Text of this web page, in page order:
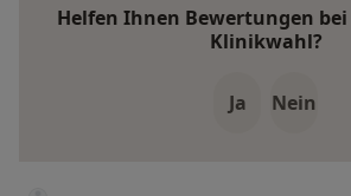
Helfen Ihnen Bewertungen
Klinikwahl?
Ja Nein